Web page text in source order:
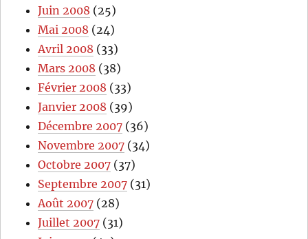
Juin 2008 (25)
Mai 2008 (24)
Avril 2008 (33)
Mars 2008 (38)
Février 2008 (33)
Janvier 2008 (39)
Décembre 2007 (36)
Novembre 2007 (34)
Octobre 2007 (37)
Septembre 2007 (31)
Août 2007 (28)
Juillet 2007 (31)